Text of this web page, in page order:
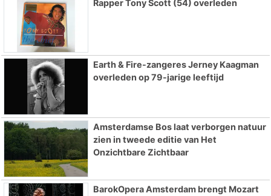
Rapper Tony Scott (54) overleden
Earth & Fire-zangeres Jerney Kaagman
overleden op 79-jarige leeftijd
Amsterdamse Bos laat verborgen natuur
zien in tweede editie van Het
Onzichtbare Zichtbaar
BarokOpera Amsterdam brengt Mozart